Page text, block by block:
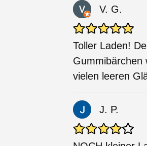
V. G.
Toller Laden!
Gummibärchen
vielen leeren
J. P.